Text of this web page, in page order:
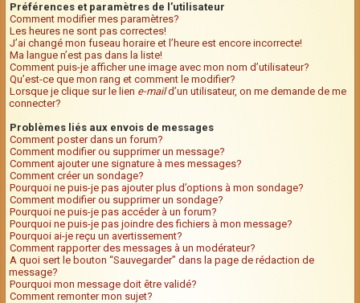
Préférences et paramètres de l’utilisateur
Comment modifier mes paramètres?
Les heures ne sont pas correctes!
J’ai changé mon fuseau horaire et l’heure est encore incorrecte!
Ma langue n’est pas dans la liste!
Comment puis-je afficher une image avec mon nom d’utilisateur?
Qu’est-ce que mon rang et comment le modifier?
Lorsque je clique sur le lien e-maild’un utilisateur, on me demande de me
connecter?
Problèmes liés aux envois de messages
Comment poster dans un forum?
Comment modifier ou supprimer un message?
Comment ajouter une signature à mes messages?
Comment créer un sondage?
Pourquoi ne puis-je pas ajouter plus d’options à mon sondage?
Comment modifier ou supprimer un sondage?
Pourquoi ne puis-je pas accéder à un forum?
Pourquoi ne puis-je pas joindre des fichiers à mon message?
Pourquoi ai-je reçu un avertissement?
Comment rapporter des messages à un modérateur?
A quoi sert le bouton “Sauvegarder” dans la page de rédaction de
message?
Pourquoi mon message doit être validé?
Comment remonter mon sujet?